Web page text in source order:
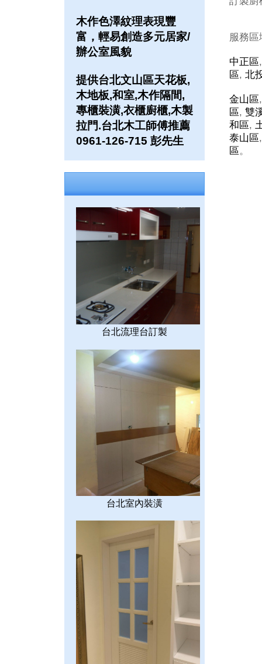
木作色澤紋理表現豐
富，輕易創造多元居家/
辦公室風貌
提供台北文山區天花板,
木地板,和室,木作隔間,
專櫃裝潢,衣櫃廚櫃,木製
拉門.台北木工師傅推薦
0961-126-715 彭先生
台北流理台訂製
台北室內裝潢
服務
中正區
區, 北
金山區
區, 雙
和區,
泰山區
區。